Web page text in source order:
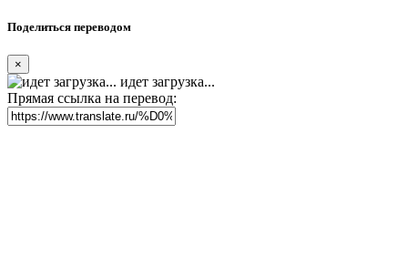
Поделиться переводом
×
идет загрузка...
Прямая ссылка на перевод: